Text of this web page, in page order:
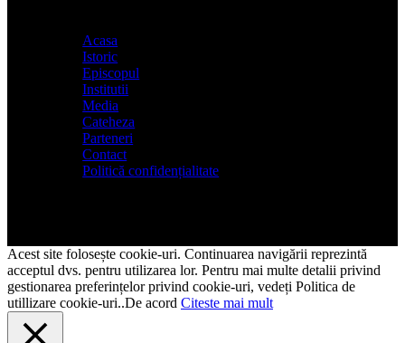
Acasa
Istoric
Episcopul
Institutii
Media
Cateheza
Parteneri
Contact
Politică confidențialitate
Acest site folosește cookie-uri. Continuarea navigării reprezintă
acceptul dvs. pentru utilizarea lor. Pentru mai multe detalii privind
gestionarea preferințelor privind cookie-uri, vedeți Politica de
utillizare cookie-uri..De acord Citeste mai mult